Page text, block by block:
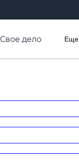
Свое дело
Еще